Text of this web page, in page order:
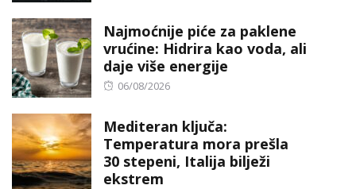
Najmoćnije piće za paklene
vrućine: Hidrira kao voda, ali
daje više energije
Posted
06/08/2026
Mediteran ključa:
Temperatura mora prešla
30 stepeni, Italija bilježi
ekstrem